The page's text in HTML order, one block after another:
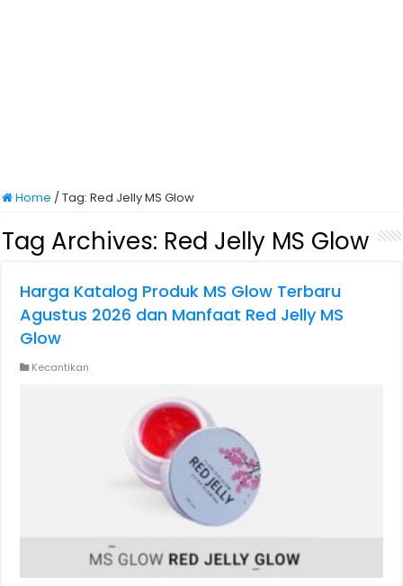
Home /Tag:Red Jelly MS Glow
Tag Archives: Red Jelly MS Glow
Harga Katalog Produk MS Glow Terbaru
Agustus 2026 dan Manfaat Red Jelly MS
Glow
Kecantikan